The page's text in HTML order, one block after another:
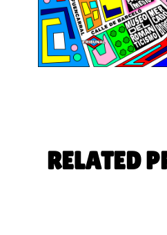
RELATED